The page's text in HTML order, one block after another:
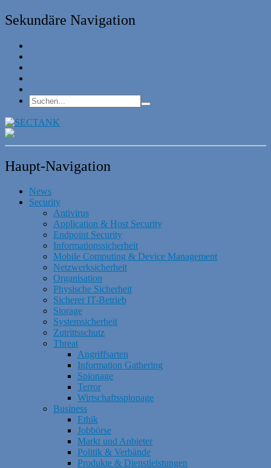
Sekundäre Navigation
Haupt-Navigation
News
Security
Antivirus
Application & Host Security
Endpoint Security
Informationssicherheit
Mobile Computing & Device Management
Netzwerksicherheit
Organisation
Physische Sicherheit
Sicherer IT-Betrieb
Storage
Systemsicherheit
Zutrittsschutz
Threat
Angriffsarten
Information Gathering
Spionage
Terror
Wirtschaftsspionage
Business
Ethik
Jobbörse
Markt und Anbieter
Politik & Verbände
Produkte & Dienstleistungen